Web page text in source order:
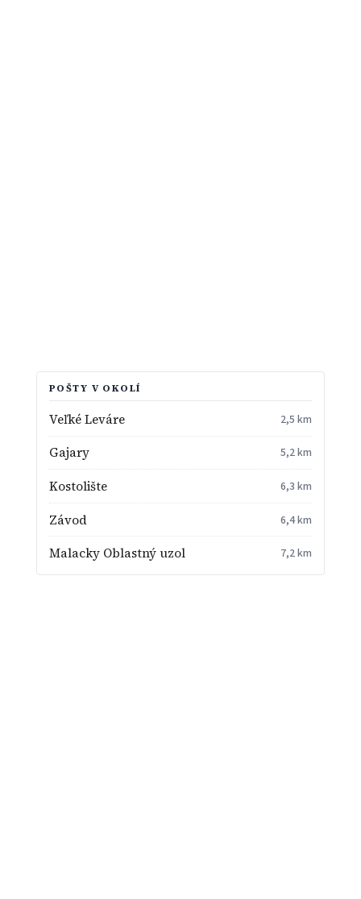
POŠTY V OKOLÍ
Veľké Leváre 2,5 km
Gajary 5,2 km
Kostolište 6,3 km
Závod 6,4 km
Malacky Oblastný uzol 7,2 km